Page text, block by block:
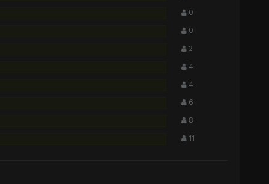
0
0
2
4
4
6
8
11